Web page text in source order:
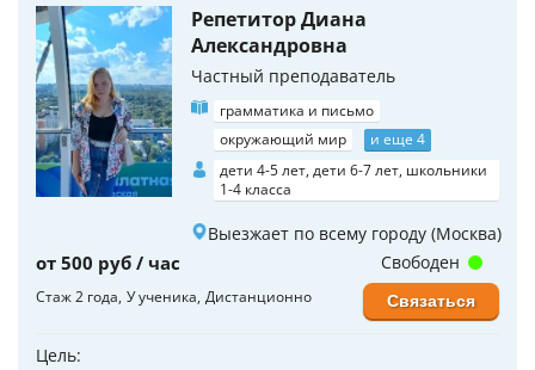
Репетитор Диана
Александровна
Частный преподаватель
грамматика и письмо
окружающий мир
и еще 4
дети 4-5 лет, дети 6-7 лет, школьники
1-4 класса
Выезжает по всему городу (Москва)
от 500 руб / час
Стаж 2 года У ученика Дистанционно
Цель:
Свободен
Связаться